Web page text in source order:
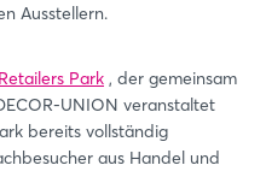
Ausstellern.
Retailers Park , der gemeinsam
UNION veranstaltet
bereits vollständig
aus Handel und